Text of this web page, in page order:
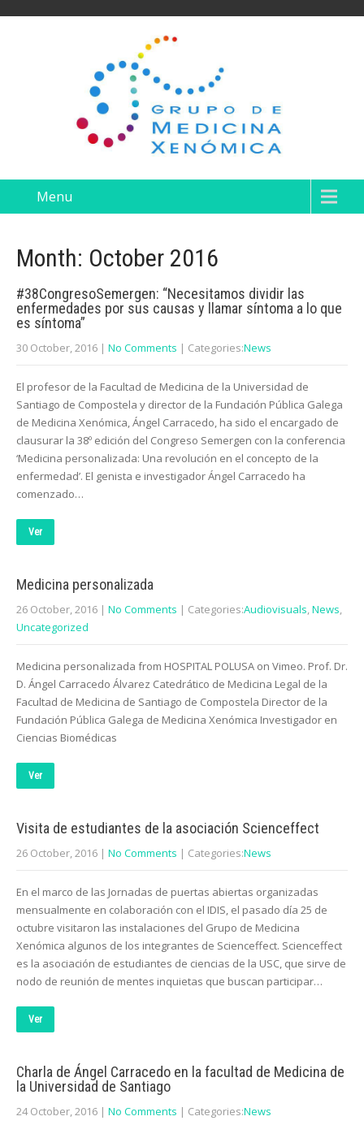
Menu
Month: October 2016
#38CongresoSemergen: “Necesitamos dividir las
enfermedades por sus causas y llamar síntoma a lo que
es síntoma”
30 October, 2016 | No Comments | Categories:News
El profesor de la Facultad de Medicina de la Universidad de
Santiago de Compostela y director de la Fundación Pública Galega
de Medicina Xenómica, Ángel Carracedo, ha sido el encargado de
clausurar la 38º edición del Congreso Semergen con la conferencia
‘Medicina personalizada: Una revolución en el concepto de la
enfermedad’. El genista e investigador Ángel Carracedo ha
comenzado…
Ver
Medicina personalizada
26 October, 2016 | No Comments | Categories:Audiovisuals,News,
Uncategorized
Medicina personalizada from HOSPITAL POLUSA on Vimeo. Prof. Dr.
D. Ángel Carracedo Álvarez Catedrático de Medicina Legal de la
Facultad de Medicina de Santiago de Compostela Director de la
Fundación Pública Galega de Medicina Xenómica Investigador en
Ciencias Biomédicas
Ver
Visita de estudiantes de la asociación Scienceffect
26 October, 2016 | No Comments | Categories:News
En el marco de las Jornadas de puertas abiertas organizadas
mensualmente en colaboración con el IDIS, el pasado día 25 de
octubre visitaron las instalaciones del Grupo de Medicina
Xenómica algunos de los integrantes de Scienceffect. Scienceffect
es la asociación de estudiantes de ciencias de la USC, que sirve de
nodo de reunión de mentes inquietas que buscan participar…
Ver
Charla de Ángel Carracedo en la facultad de Medicina de
la Universidad de Santiago
24 October, 2016 | No Comments | Categories:News